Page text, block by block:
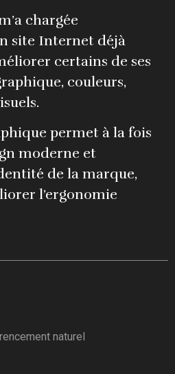
chargée
site Internet déjà
certains de ses
couleurs,
permet à la fois
moderne et
de la marque,
l’ergonomie
naturel